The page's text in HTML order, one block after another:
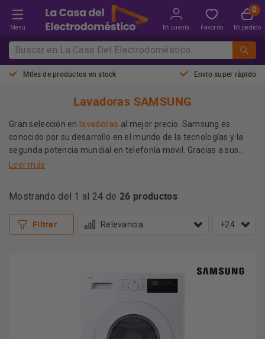
Menú Mi cuenta Favorito Mi pedido
Miles de productos en stock Envio super rápido
Lavadoras SAMSUNG
Gran selección en lavadoras al mejor precio. Samsung es
conocido por su desarrollo en el mundo de la tecnologías y la
segunda potencia mundial en telefonía móvil. Gracias a sus
investigaciones, muchos de sus descubrimientos los han
modernos del mercado, para hacerte la vida más fácil y cuidar
Leer más
Mostrando del 1 al 24 de 26 productos
Filtrar +24